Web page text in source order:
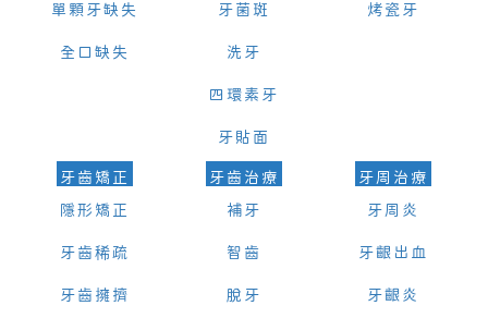
單顆牙缺失
全口缺失
牙菌斑
洗牙
四環素牙
牙貼面
烤瓷牙
牙齒矯正
隱形矯正
牙齒稀疏
牙齒擁擠
牙齒治療
補牙
智齒
脫牙
牙周治療
牙周炎
牙齦出血
牙齦炎